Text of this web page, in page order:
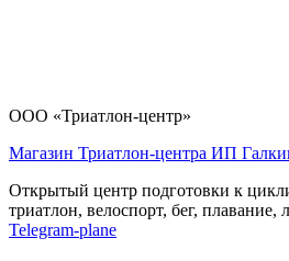
ООО «Триатлон-центр»
Магазин Триатлон-центра ИП
Открытый центр подготовки к
триатлон, велоспорт, бег, плавание,
Telegram-plane